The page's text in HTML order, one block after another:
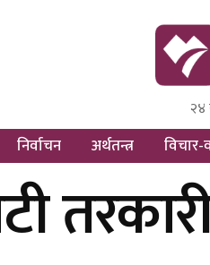
Himal
Dot २४
निर्वाचन अर्थतन्त्र विचार-